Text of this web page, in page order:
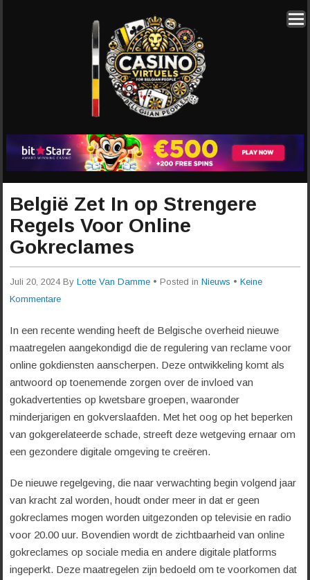
België Zet In op Strengere
Regels Voor Online
Gokreclames
Juli 20, 2024By Lotte Van Damme • Posted in Nieuws • Keine
Kommentare
In een recente wending heeft de Belgische overheid nieuwe
maatregelen aangekondigd die de regulering van reclame voor
online gokdiensten aanscherpen. Deze ontwikkeling komt als
antwoord op toenemende zorgen over de invloed van
gokadvertenties op kwetsbare groepen, waaronder
minderjarigen en gokverslaafden. Met het oog op het beperken
van gokgerelateerde schade, streeft deze wetgeving ernaar om
een gezondere digitale omgeving te creëren.
De nieuwe regelgeving, die naar verwachting begin volgend jaar
van kracht zal worden, houdt onder meer in dat er geen
gokreclames mogen worden uitgezonden op televisie en radio
voor 20.00 uur. Bovendien wordt de zichtbaarheid van online
gokreclames op sociale media en andere digitale platforms
ingeperkt. Deze maatregelen zijn bedoeld om te voorkomen dat